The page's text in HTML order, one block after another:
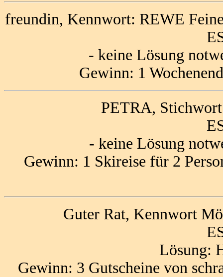
freundin, Kennwort: REWE
- keine Lösung
Gewinn: 1
PETRA,
- keine Lösung
Gewinn: 1 Skireise für 2
Guter Rat, Kennwort
Lösung:
Gewinn: 3 Gutscheine von